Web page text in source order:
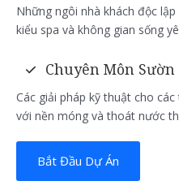
Những ngôi nhà khách độc
kiểu spa và không gian sống
Chuyên Môn
Các giải pháp kỹ thuật cho
với nền móng và thoát nước
Bắt Đầu Dự Án